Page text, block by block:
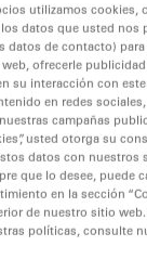
utilizamos cookies,
datos que usted nos
datos de contacto)
ofrecerle
su interacción con
en redes
campañas
usted otorga su
datos con nuestros
que lo desee, puede
en la sección
de nuestro sitio
políticas, consulte